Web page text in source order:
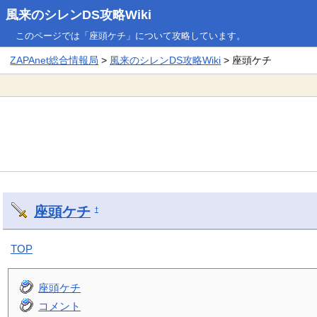
風来のシレンDS攻略Wiki
このページでは「座頭ケチ」について攻略しています。
ZAPAnet総合情報局 > 風来のシレンDS攻略Wiki > 座頭ケチ
座頭ケチ †
TOP
座頭ケチ
コメント